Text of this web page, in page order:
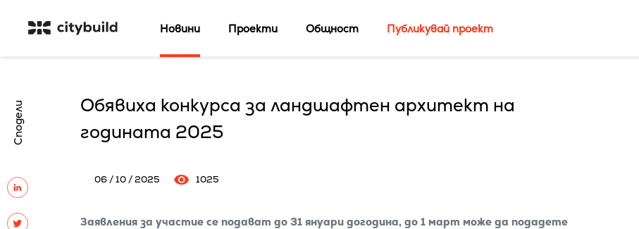
Новини Проекти Общност Публикувай проект
Сподели
Обявиха конкурса за ландшафтен архитект на
годината 2025
06 / 10 / 2025 1025
Заявления за участие се подават до 31 януари догодина, до 1 март може да подадете